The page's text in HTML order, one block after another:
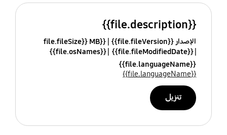
{{file.description}}
الإصدار {{file.fileVersion}}
{{file.fileSize}} MB
{{file.fileModifiedDate}}
{{file.osNames}}
{{file.languageName}}
{{file.languageName}}
تنزيل